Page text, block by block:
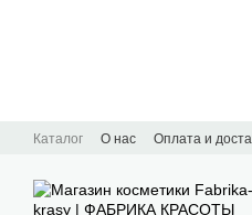
Перейти к основному контенту
Каталог О нас Оплата и